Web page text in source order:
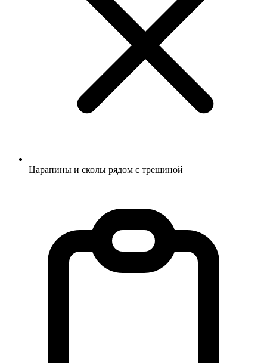
Царапины и сколы рядом с трещиной